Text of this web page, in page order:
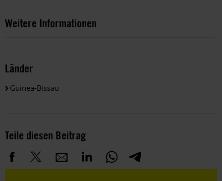
Weitere Informationen
Länder
Guinea-Bissau
Teile diesen Beitrag